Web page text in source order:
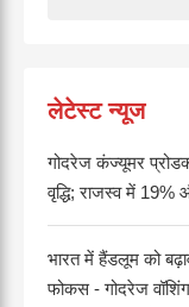
लेटेस्ट न्यूज
गोदरेज कंज्यूमर
वृद्धि; राजस्व में 19%
भारत में हैंडलूम को
फोकस - गोदरेज वॉशिंग